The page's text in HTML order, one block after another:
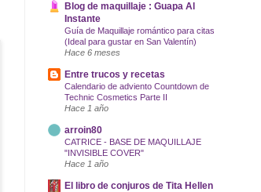
Blog de maquillaje : Guapa Al
Instante
Guía de Maquillaje romántico para citas
(Ideal para gustar en San Valentín)
Hace 6 meses
Entre trucos y recetas
Calendario de adviento Countdown de
Technic Cosmetics Parte II
Hace 1 año
arroin80
CATRICE - BASE DE MAQUILLAJE
"INVISIBLE COVER"
Hace 1 año
El libro de conjuros de Tita Hellen